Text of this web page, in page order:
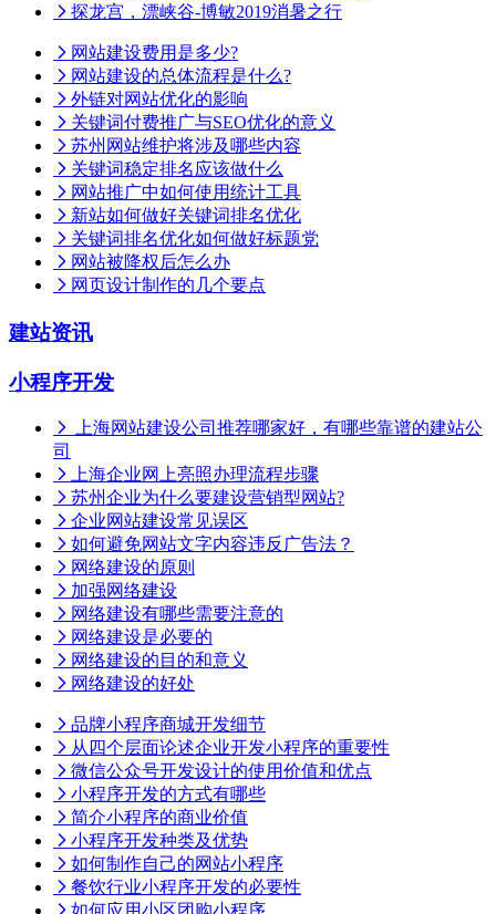
探龙宫，漂峡谷-博敏2019消暑之行
网站建设费用是多少?
网站建设的总体流程是什么?
外链对网站优化的影响
关键词付费推广与SEO优化的意义
苏州网站维护将涉及哪些内容
关键词稳定排名应该做什么
网站推广中如何使用统计工具
新站如何做好关键词排名优化
关键词排名优化如何做好标题党
网站被降权后怎么办
网页设计制作的几个要点
建站资讯
小程序开发
上海网站建设公司推荐哪家好，有哪些靠谱的建站公
司
上海企业网上亮照办理流程步骤
苏州企业为什么要建设营销型网站?
企业网站建设常见误区
如何避免网站文字内容违反广告法？
网络建设的原则
加强网络建设
网络建设有哪些需要注意的
网络建设是必要的
网络建设的目的和意义
网络建设的好处
品牌小程序商城开发细节
从四个层面论述企业开发小程序的重要性
微信公众号开发设计的使用价值和优点
小程序开发的方式有哪些
简介小程序的商业价值
小程序开发种类及优势
如何制作自己的网站小程序
餐饮行业小程序开发的必要性